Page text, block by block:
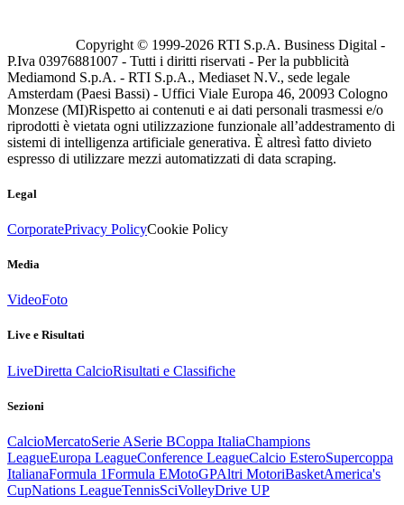
Copyright © 1999-2026 RTI S.p.A. Business Digital -
P.Iva 03976881007 - Tutti i diritti riservati - Per la pubblicità
Mediamond S.p.A. - RTI S.p.A., Mediaset N.V., sede legale
Amsterdam (Paesi Bassi) - Uffici Viale Europa 46, 20093 Cologno
Monzese (MI)Rispetto ai contenuti e ai dati personali trasmessi e/o
riprodotti è vietata ogni utilizzazione funzionale all’addestramento di
sistemi di intelligenza artificiale generativa. È altresì fatto divieto
espresso di utilizzare mezzi automatizzati di data scraping.
Legal
CorporatePrivacy PolicyCookie Policy
Media
VideoFoto
Live e Risultati
LiveDiretta CalcioRisultati e Classifiche
Sezioni
CalcioMercatoSerie ASerie BCoppa ItaliaChampions
LeagueEuropa LeagueConference LeagueCalcio EsteroSupercoppa
ItalianaFormula 1Formula EMotoGPAltri MotoriBasketAmerica's
CupNations LeagueTennisSciVolleyDrive UP